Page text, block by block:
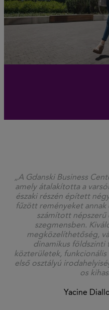
„A Gdanski Business
amely átalakította a
északi részén épített
fűzött reményeket
számított népszerű
szegmensben.
megközelíthetőség,
dinamikus
közterületek,
első osztályú
os
Yacine